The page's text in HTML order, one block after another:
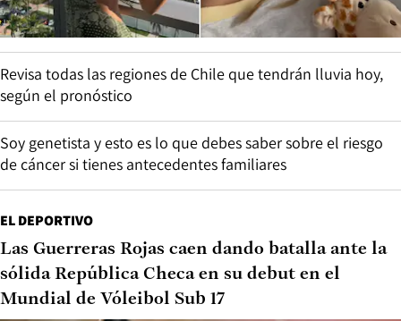
Revisa todas las regiones de Chile que tendrán lluvia hoy,
según el pronóstico
Soy genetista y esto es lo que debes saber sobre el riesgo
de cáncer si tienes antecedentes familiares
EL DEPORTIVO
Las Guerreras Rojas caen dando batalla ante la
sólida República Checa en su debut en el
Mundial de Vóleibol Sub 17